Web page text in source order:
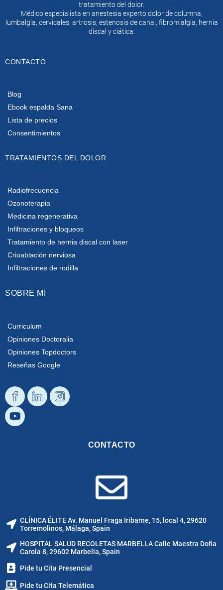
tratamiento del dolor.
Médico especialista en anestesia experto dolor de columna,
lumbalgia, cervicales, artrosis, estenosis de canal, fibromialgia, hernia
discal y ciática.
CONTACTO
Blog
Ebook espalda Sana
Lista de precios
Consentimientos
TRATAMIENTOS DEL DOLOR
Radiofrecuencia
Ozonoterapia
Medicina regenerativa
Infiltraciones y bloqueos
Tratamiento de hernia discal con laser
Crioablación nerviosa
Infiltraciones de rodilla
SOBRE MI
Curriculum
Opiniones Doctoralia
Opiniones Topdoctors
Reseñas Google
Diseño
Facebook
Diseño
Linkedin
Diseño
Instagram
Youtube
CONTACTO
CLÍNICA ÉLITE Av. Manuel Fraga Iribarne, 15, local 4, 29620
Torremolinos, Málaga, Spain
HOSPITAL SALUD RECOLETAS MARBELLA Calle Maestra Doña
Carola 8, 29602 Marbella, Spain
Pide tu Cita Presencial
Pide tu Cita Telemática